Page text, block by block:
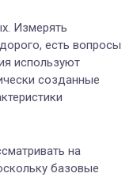
Измерять
есть вопросы
используют
созданные
на
базовые